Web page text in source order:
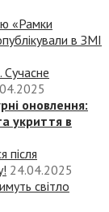
«‎Рамки
в ЗМІ
Сучасне
оновлення:
укриття в
після
24.04.2025
світло